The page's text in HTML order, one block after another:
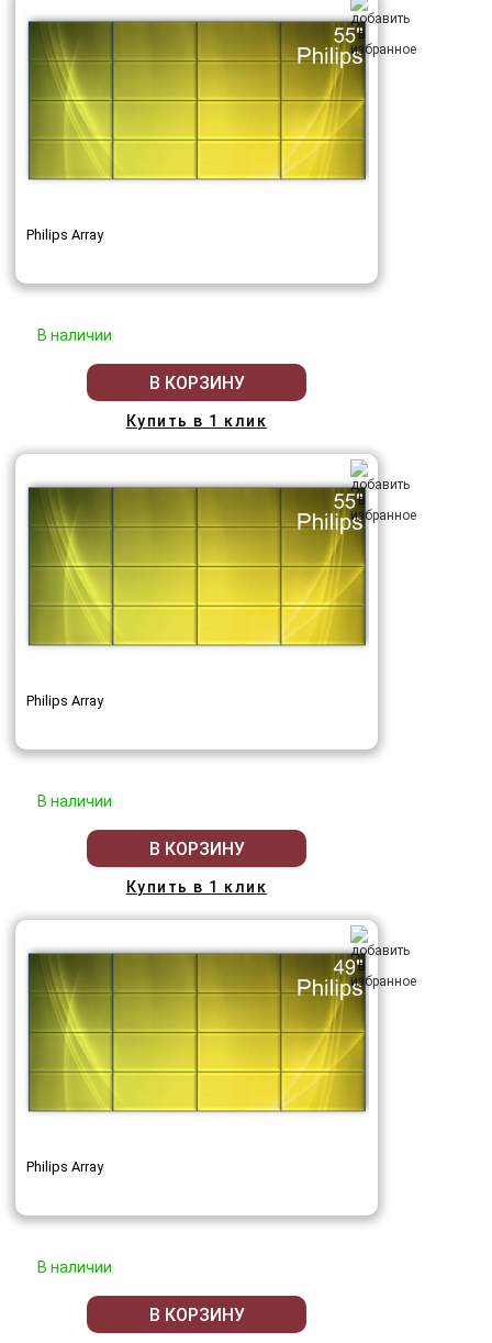
Philips Array
В наличии
В КОРЗИНУ
Купить в 1 клик
Philips Array
В наличии
В КОРЗИНУ
Купить в 1 клик
Philips Array
В наличии
В КОРЗИНУ